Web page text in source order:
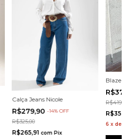
Calça Jeans Nicole
R$279,90 -14%OFF
R$325,00
R$265,91 com Pix
Blazer
R$419,00
6 x de